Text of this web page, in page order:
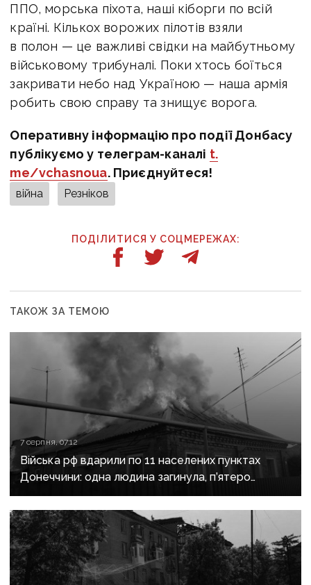
ППО, морська піхота, наші кіборги по всій
країні. Кількох ворожих пілотів взяли
в полон — це важливі свідки на майбутньому
військовому трибуналі. Поки хтось боїться
закривати небо над Україною — наша армія
робить свою справу та знищує ворога.
Оперативну інформацію про події Донбасу
публікуємо у телеграм-каналі t.
me/vchasnoua. Приєднуйтеся!
війна Резніков
ПОДІЛИТИСЯ У СОЦМЕРЕЖАХ:
ТАКОЖ ЗА ТЕМОЮ
7 серпня, 07:12
Війська рф вдарили по 11 населених пунктах
Донеччини: одна людина загинула, п’ятеро
поранені